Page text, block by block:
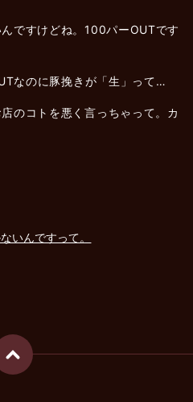
ですけどね。100パーOUTです
なのに豚挽きが「生」って…
のコトを悪く言っちゃって。カ
いんですって。